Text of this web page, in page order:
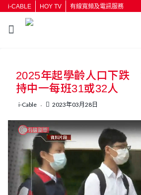
i-CABLE HOY TV 有線寬頻及電訊服務
按輸入鍵開始搜尋
2025年起學齡人口下跌
持中一每班31或32人
i-Cable 2023年03月28日